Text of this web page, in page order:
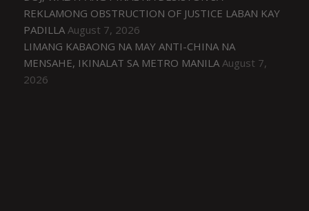
REKLAMONG OBSTRUCTION OF JUSTICE LABAN KAY
PADILLA August 7, 2026
LIMANG KABAONG NA MAY ANTI-CHINA NA
MENSAHE, IKINALAT SA METRO MANILA August 7,
2026